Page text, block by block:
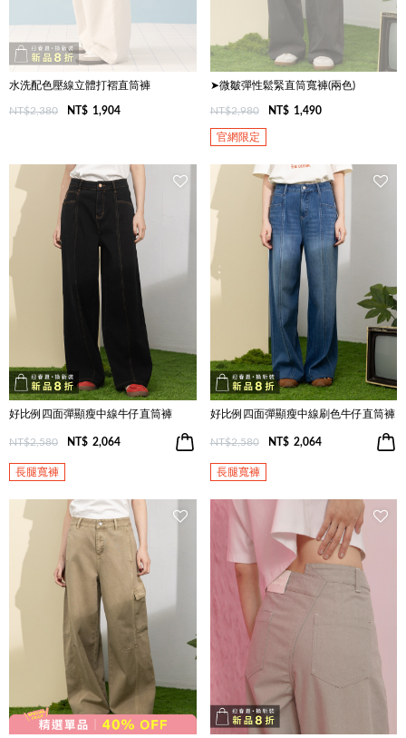
水洗配色壓線立體打褶直筒褲
NT$2,380 NT$ 1,904
➤微皺彈性鬆緊直筒寬褲(兩色)
NT$2,980 NT$ 1,490
官網限定
好比例四面彈顯瘦中線牛仔直筒褲
NT$2,580 NT$ 2,064
長腿寬褲
好比例四面彈顯瘦中線刷色牛仔直筒褲
NT$2,580 NT$ 2,064
長腿寬褲